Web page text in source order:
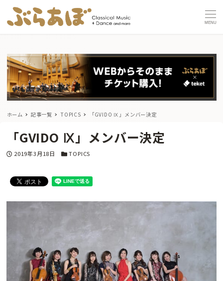
MENU
ホーム 記事一覧 TOPICS 「GVIDO Ⅸ」メンバー決定
「GVIDO Ⅸ」メンバー決定
投稿日
2019年3月18日 カテゴリー
TOPICS